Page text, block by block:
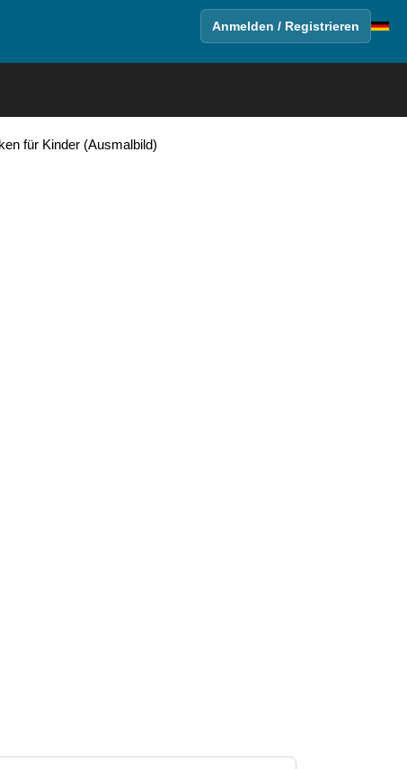
Anmelden / Registrieren
für Kinder (Ausmalbild)